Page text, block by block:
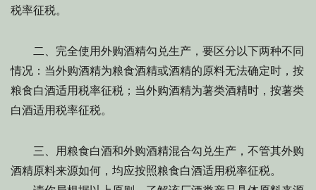
税率征税。
二、完全使用外购酒精勾兑生产，要区分以下两种不同
情况：当外购酒精为粮食酒精或酒精的原料无法确定时，按
粮食白酒适用税率征税；当外购酒精为薯类酒精时，按薯类
白酒适用税率征税。
三、用粮食白酒和外购酒精混合勾兑生产，不管其外购
酒精原料来源如何，均应按照粮食白酒适用税率征税。